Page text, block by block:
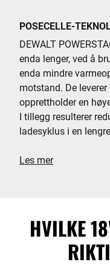
POSECELLE-
DEWALT
enda lenger, ved å
enda mindre
motstand. De
opprettholder en
I tillegg resulterer
ladesyklus i en
Les mer
HVILKE